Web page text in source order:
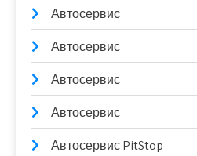
Автосервис
Автосервис
Автосервис
Автосервис
Автосервис PitStop